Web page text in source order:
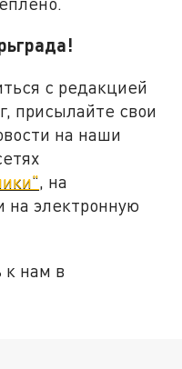
с редакцией
присылайте свои
на наши
, на
на электронную
к нам в